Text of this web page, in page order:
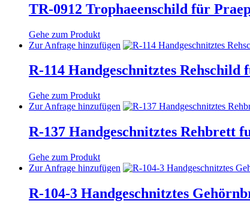
können
auf
Produktseite
gewählt
mehrere
Die
können
auf
Produktseite
gewählt
TR-0912 Trophaeenschild für
Gehe zum Produkt
Zur Anfrage hinzufügen Dieses
weist
mehrere
Die
können
auf
Produktseite
gewählt
R-114 Handgeschnitztes Rehschild
Gehe zum Produkt
Zur Anfrage hinzufügen Dieses
weist
mehrere
Die
können
auf
R-137 Handgeschnitztes Rehbrett
Gehe zum Produkt
Zur Anfrage hinzufügen Dieses
weist
mehrere
R-104-3 Handgeschnitztes